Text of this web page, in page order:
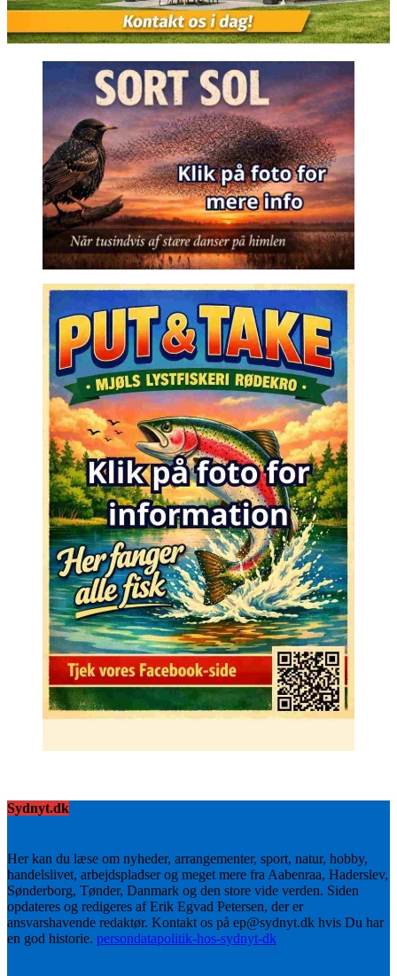
Sydnyt.dk
Her kan du læse om nyheder, arrangementer, sport, natur, hobby,
handelslivet, arbejdspladser og meget mere fra Aabenraa, Haderslev,
Sønderborg, Tønder, Danmark og den store vide verden. Siden
opdateres og redigeres af Erik Egvad Petersen, der er
ansvarshavende redaktør. Kontakt os på ep@sydnyt.dk hvis Du har
en god historie. persondatapolitik-hos-sydnyt-dk